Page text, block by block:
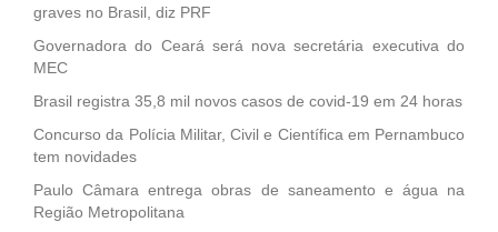
graves no Brasil, diz PRF
Governadora do Ceará será nova secretária executiva do
MEC
Brasil registra 35,8 mil novos casos de covid-19 em 24 horas
Concurso da Polícia Militar, Civil e Científica em Pernambuco
tem novidades
Paulo Câmara entrega obras de saneamento e água na
Região Metropolitana